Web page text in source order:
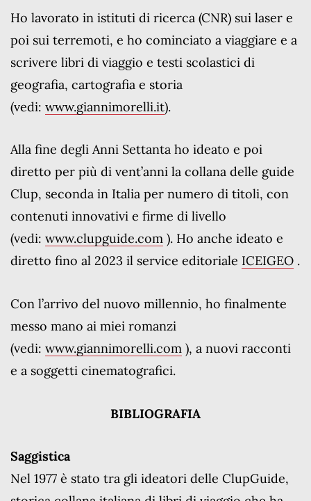
Ho lavorato in istituti di ricerca (CNR) sui laser e
poi sui terremoti, e ho cominciato a viaggiare e a
scrivere libri di viaggio e testi scolastici di
geografia, cartografia e storia
(vedi: www.giannimorelli.it).
Alla fine degli Anni Settanta ho ideato e poi
diretto per più di vent’anni la collana delle guide
Clup, seconda in Italia per numero di titoli, con
contenuti innovativi e firme di livello
(vedi: www.clupguide.com ). Ho anche ideato e
diretto fino al 2023 il service editoriale ICEIGEO .
Con l’arrivo del nuovo millennio, ho finalmente
messo mano ai miei romanzi
(vedi: www.giannimorelli.com ), a nuovi racconti
e a soggetti cinematografici.
BIBLIOGRAFIA
Saggistica
Nel 1977 è stato tra gli ideatori delle ClupGuide,